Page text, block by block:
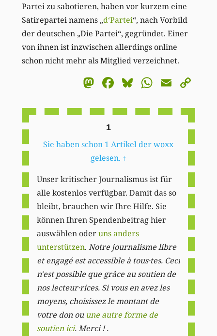
Partei zu sabotieren, haben vor kurzem eine
Satirepartei namens „d‘Partei“, nach Vorbild
der deutschen „Die Partei“, gegründet. Einer
von ihnen ist inzwischen allerdings online
schon nicht mehr als Mitglied verzeichnet.
Mastodon
Facebook
BlueskyEmail
1
Sie haben schon 1 Artikel der woxx
gelesen. ↑
Unser kritischer Journalismus ist für
alle kostenlos verfügbar. Damit das so
bleibt, brauchen wir Ihre Hilfe. Sie
können Ihren Spendenbeitrag hier
auswählen oderuns anders
unterstützen. Notre journalisme libre
et engagé est accessible à tous·tes. Ceci
n'est possible que grâce au soutien de
nos lecteur·rices. Si vous en avez les
moyens, choisissez le montant de
votre don ou une autre forme de
soutien ici. Merci ! .